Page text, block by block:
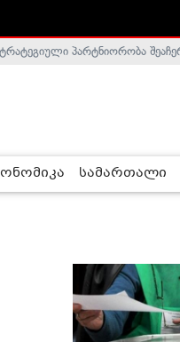
პარტნიორობა
სამართალი